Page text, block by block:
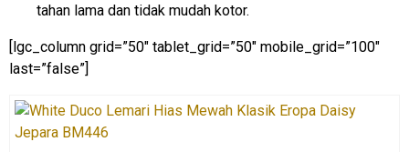
tahan lama dan tidak mudah kotor.
[lgc_column grid=”50″ tablet_grid=”50″ mobile_grid=”100″
last=”false”]